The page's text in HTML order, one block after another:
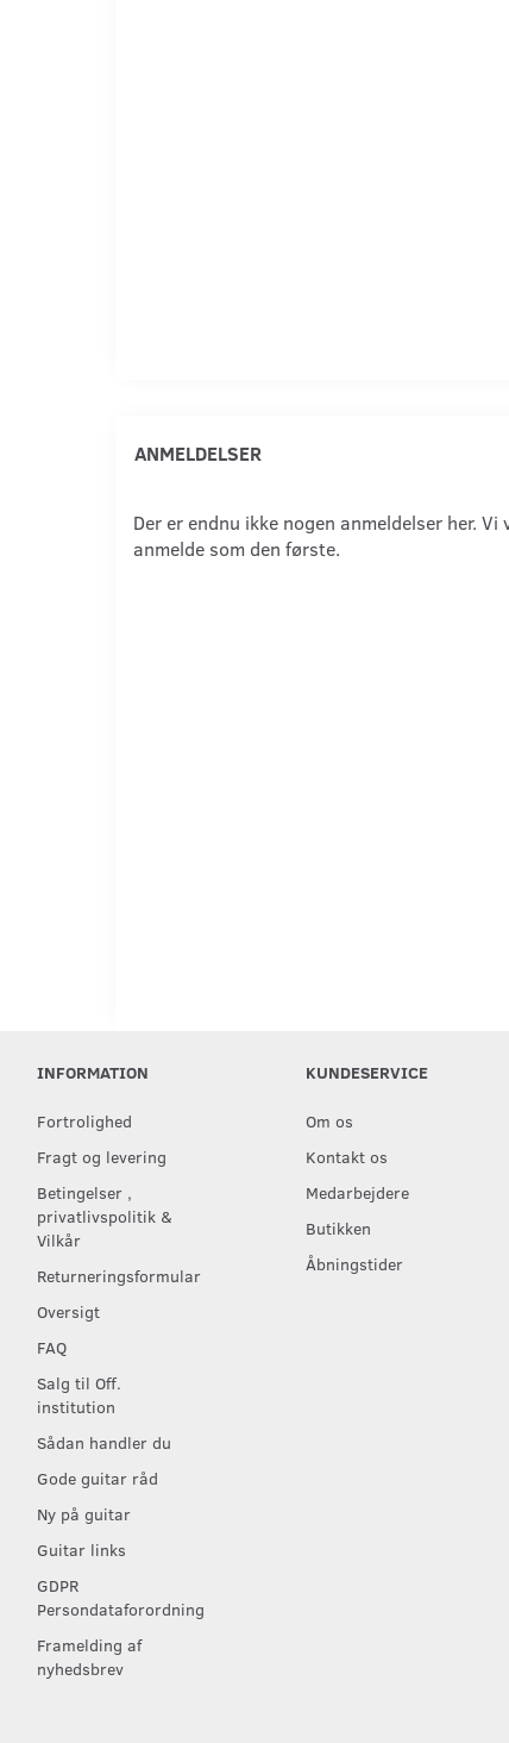
ANMELDELSER
Der er endnu ikke nogen anmeldelser her.
anmelde som den første.
INFORMATION
Fortrolighed
Fragt og levering
Betingelser ,
privatlivspolitik &
Vilkår
Returneringsformular
Oversigt
FAQ
Salg til Off.
institution
Sådan handler du
Gode guitar råd
Ny på guitar
Guitar links
GDPR
Persondataforordning
Framelding af
nyhedsbrev
KUNDESERVICE
Om os
Kontakt os
Medarbejdere
Butikken
Åbningstider